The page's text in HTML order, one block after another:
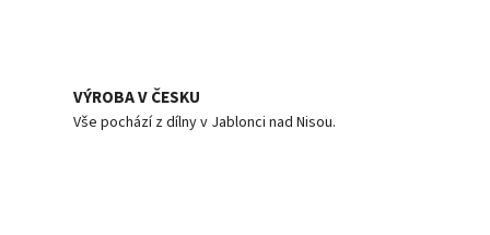
VÝROBA V ČESKU
Vše pochází z dílny v Jablonci nad Nisou.